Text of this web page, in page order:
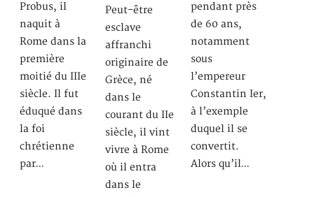
Probus, il
naquit à
Rome dans la
première
moitié du IIIe
siècle. Il fut
éduqué dans
la foi
chrétienne
par…
Peut-être
esclave
affranchi
originaire de
Grèce, né
dans le
courant du IIe
siècle, il vint
vivre à Rome
où il entra
dans le
pendant près
de 60 ans,
notamment
sous
l’empereur
Constantin Ier,
à l’exemple
duquel il se
convertit.
Alors qu’il…